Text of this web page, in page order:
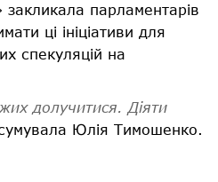
закликала парламентарів
ці ініціативи для
спекуляцій на
долучитися. Діяти
Юлія Тимошенко.